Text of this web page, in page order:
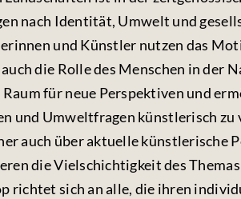
nach Identität, Umwelt und
und Künstler nutzen das
die Rolle des Menschen in der
für neue Perspektiven und
und Umweltfragen künstlerisch zu
auch über aktuelle künstlerische
die Vielschichtigkeit des
richtet sich an alle, die ihren